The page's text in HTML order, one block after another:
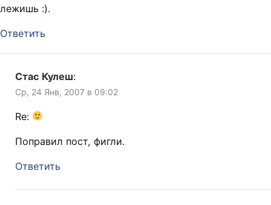
лежишь :).
Ответить
Стас Кулеш:
Ср, 24 Янв, 2007 в 09:02
Re:
Поправил пост, фигли.
Ответить